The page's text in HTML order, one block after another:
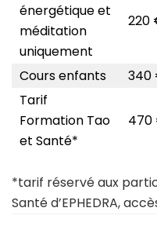
énergétique et
méditation
uniquement
220
Cours enfants 340
Tarif
Formation Tao
et Santé*
470
*tarif réservé aux
Santé d’EPHEDRA,